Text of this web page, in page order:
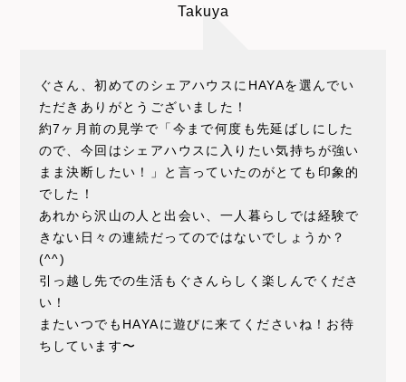
Takuya
ぐさん、初めてのシェアハウスにHAYAを選んでい
ただきありがとうございました！
約7ヶ月前の見学で「今まで何度も先延ばしにした
ので、今回はシェアハウスに入りたい気持ちが強い
まま決断したい！」と言っていたのがとても印象的
でした！
あれから沢山の人と出会い、一人暮らしでは経験で
きない日々の連続だってのではないでしょうか？
(^^)
引っ越し先での生活もぐさんらしく楽しんでくださ
い！
またいつでもHAYAに遊びに来てくださいね！お待
ちしています〜